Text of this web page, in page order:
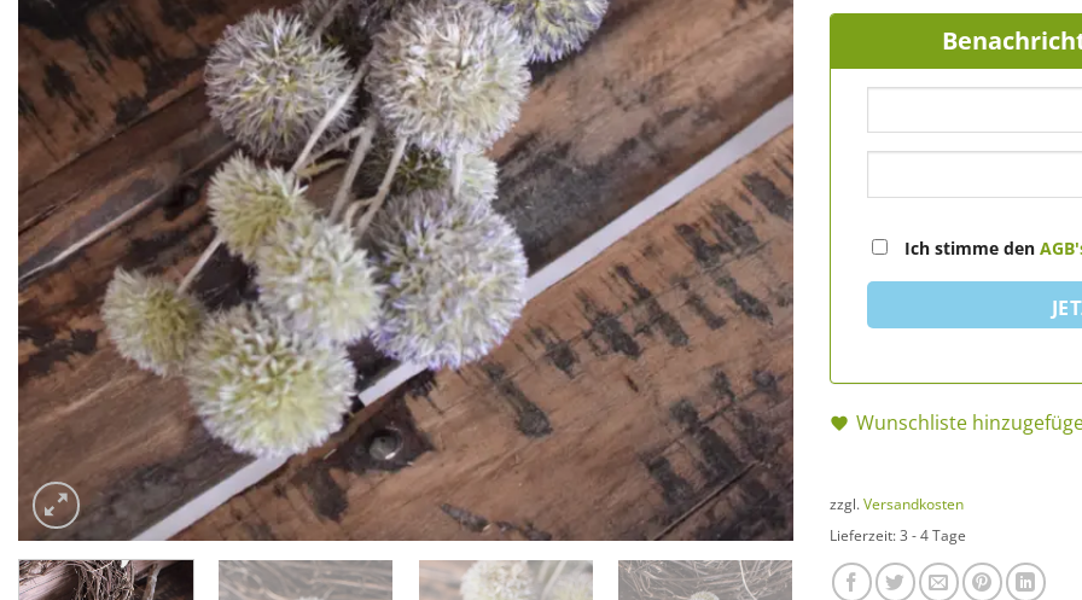
Ich stimme den
Wunschliste
zzgl. Versandkosten
Lieferzeit: 3 - 4 Tage